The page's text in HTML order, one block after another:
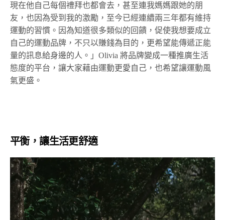
現在他自己每個禮拜也都會去，甚至連我媽媽跟她的朋
友，也因為受到我的激勵，至今已經連續兩三年都有維持
運動的習慣。因為知道很多類似的回饋，促使我想要成立
自己的運動品牌，不只以賺錢為目的，更希望能傳遞正能
量的訊息給身邊的人。」Olivia 將品牌變成一種推廣生活
態度的平台，讓大家藉由運動更愛自己，也希望讓運動風
氣更盛。
平衡，讓生活更舒適